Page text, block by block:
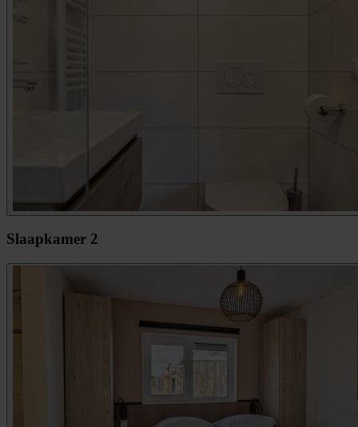
Slaapkamer 2